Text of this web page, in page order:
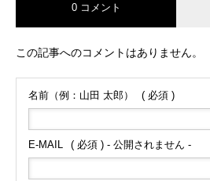
0 コメント
この記事へのコメントはありません。
名前（例：山田 太郎） ( 必須 )
E-MAIL ( 必須 ) - 公開されません -